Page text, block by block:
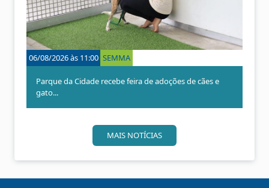
06/08/2026 às 11:00 SEMMA
Parque da Cidade recebe feira de adoções de cães e
gato...
t
e
r
i
o
r
m
o
MAIS NOTÍCIAS